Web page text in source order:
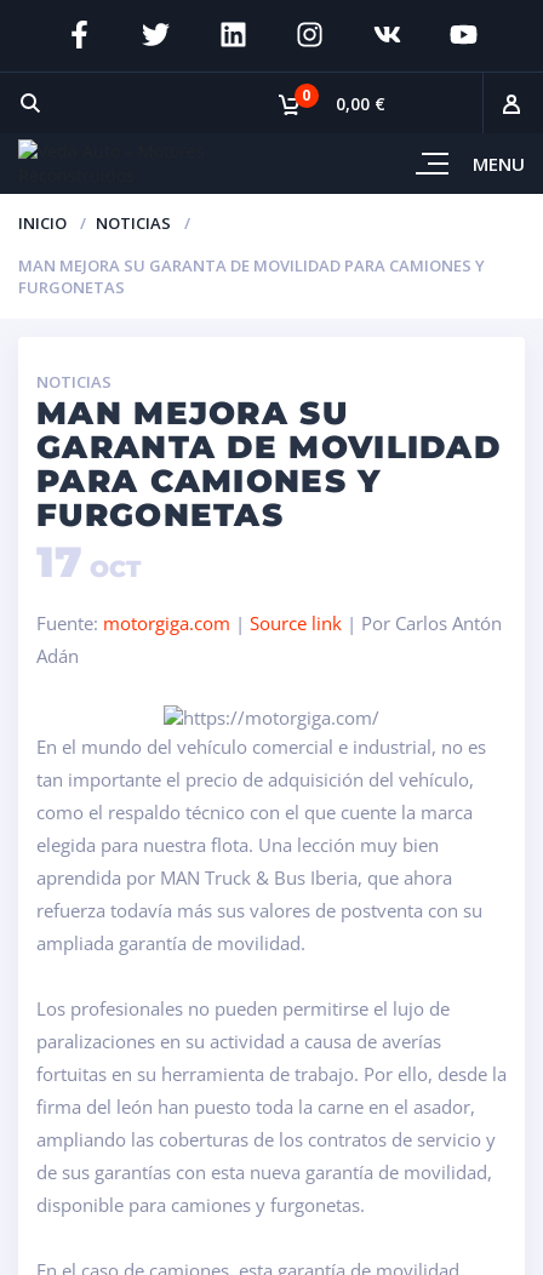
MENU
0 0,00 €
INICIO
NOTICIAS
MAN MEJORA SU GARANTA DE MOVILIDAD PARA CAMIONES Y
FURGONETAS
NOTICIAS
MAN MEJORA SU
GARANTA DE MOVILIDAD
PARA CAMIONES Y
FURGONETAS
17 OCT
Fuente: motorgiga.com | Source link | Por Carlos Antón
Adán
En el mundo del vehículo comercial e industrial, no es
tan importante el precio de adquisición del vehículo,
como el respaldo técnico con el que cuente la marca
elegida para nuestra flota. Una lección muy bien
aprendida por MAN Truck & Bus Iberia, que ahora
refuerza todavía más sus valores de postventa con su
ampliada garantía de movilidad.
Los profesionales no pueden permitirse el lujo de
paralizaciones en su actividad a causa de averías
fortuitas en su herramienta de trabajo. Por ello, desde la
firma del león han puesto toda la carne en el asador,
ampliando las coberturas de los contratos de servicio y
de sus garantías con esta nueva garantía de movilidad,
disponible para camiones y furgonetas.